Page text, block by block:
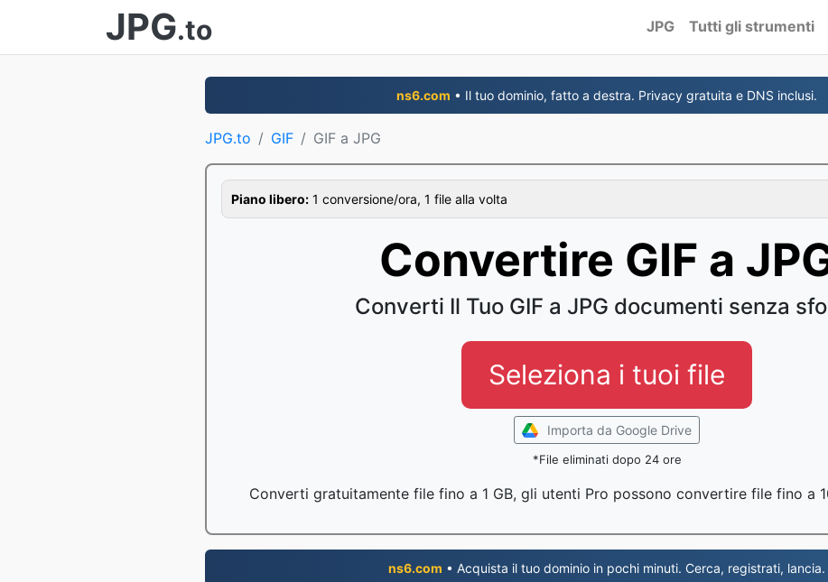
JPG.to JPG Tutti gli strumenti
ns6.com • Il tuo dominio, fatto a destra. Privacy gratuita e DNS inclusi.
JPG.to GIF GIF a JPG
Piano libero: 1 conversione/ora, 1 file alla volta
Convertire GIF a
Converti Il Tuo GIF a JPG documenti senza
Seleziona i tuoi file
Importa da Google Drive
*File eliminati dopo 24 ore
Converti gratuitamente file fino a 1 GB, gli utenti Pro possono convertire file fino a
ns6.com • Acquista il tuo dominio in pochi minuti. Cerca, registrati, lancia.